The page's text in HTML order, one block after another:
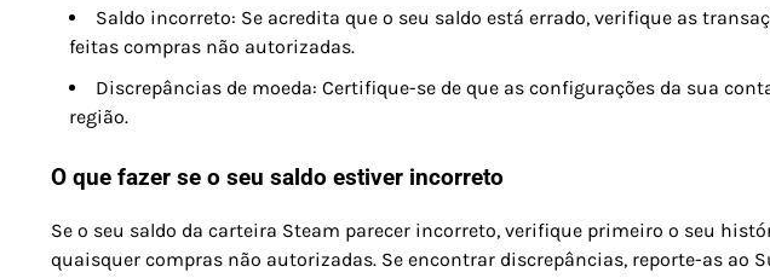
Saldo incorreto: Se acredita que o seu saldo está errado, verifique as
feitas compras não autorizadas.
Discrepâncias de moeda: Certifique-se de que as configurações da sua
região.
O que fazer se o seu saldo estiver incorreto
Se o seu saldo da carteira Steam parecer incorreto, verifique primeiro o seu
quaisquer compras não autorizadas. Se encontrar discrepâncias, reporte-as ao